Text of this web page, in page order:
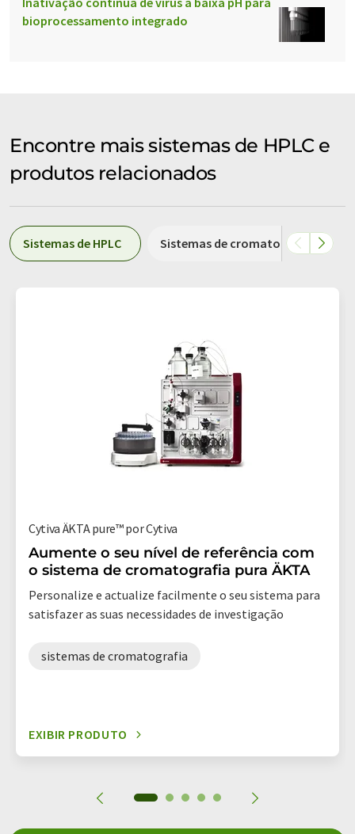
bioprocessamento integrado
Encontre mais sistemas de HPLC e
produtos relacionados
Sistemas de HPLC Sistemas de cromatografia
Cytiva ÄKTA pure™ por Cytiva
Aumente o seu nível de referência com
o sistema de cromatografia pura ÄKTA
Personalize e actualize facilmente o seu sistema para
satisfazer as suas necessidades de investigação
sistemas de cromatografia
EXIBIR PRODUTO